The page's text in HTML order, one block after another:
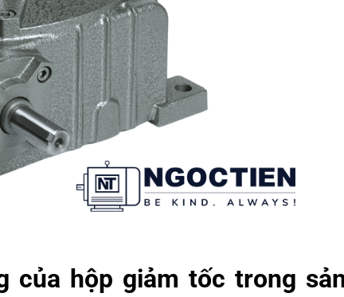
của hộp giảm tốc trong